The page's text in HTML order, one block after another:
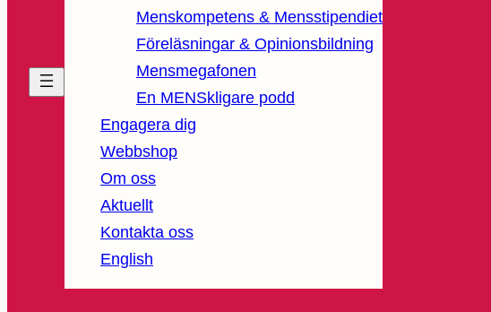
Menskompetens & Mensstipendiet
Föreläsningar & Opinionsbildning
Mensmegafonen
En MENSkligare podd
Engagera dig
Webbshop
Om oss
Aktuellt
Kontakta oss
English